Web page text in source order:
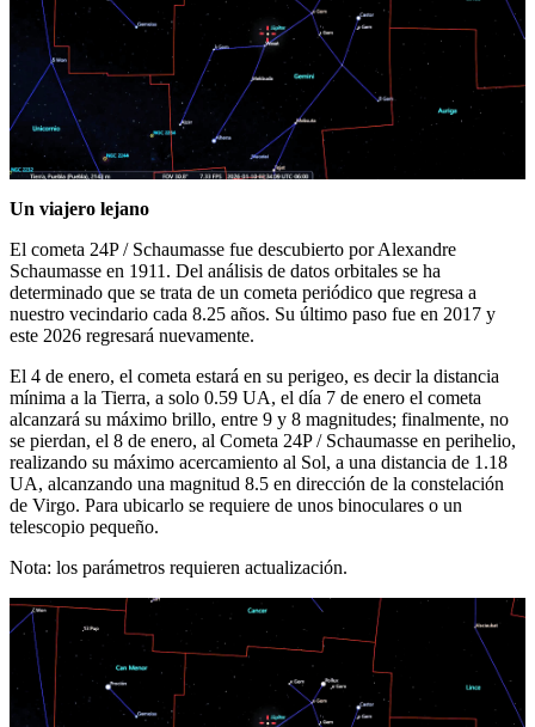
Un viajero lejano
El cometa 24P / Schaumasse fue descubierto por Alexandre
Schaumasse en 1911. Del análisis de datos orbitales se ha
determinado que se trata de un cometa periódico que regresa a
nuestro vecindario cada 8.25 años. Su último paso fue en 2017 y
este 2026 regresará nuevamente.
El 4 de enero, el cometa estará en su perigeo, es decir la distancia
mínima a la Tierra, a solo 0.59 UA, el día 7 de enero el cometa
alcanzará su máximo brillo, entre 9 y 8 magnitudes; finalmente, no
se pierdan, el 8 de enero, al Cometa 24P / Schaumasse en perihelio,
realizando su máximo acercamiento al Sol, a una distancia de 1.18
UA, alcanzando una magnitud 8.5 en dirección de la constelación
de Virgo. Para ubicarlo se requiere de unos binoculares o un
telescopio pequeño.
Nota: los parámetros requieren actualización.